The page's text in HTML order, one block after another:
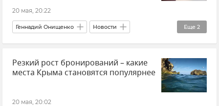
20 мая, 20:22
Еще 2
Геннадий Онищенко Новости
Здравоохранение в России клещи
Резкий рост бронирований – какие
места Крыма становятся популярнее
20 мая, 20:02